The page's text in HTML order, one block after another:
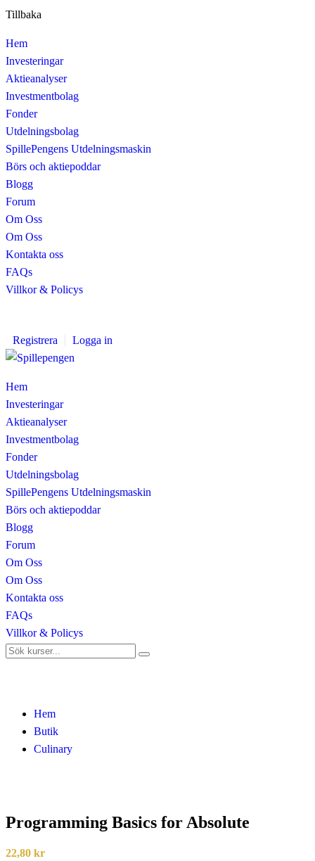
Tillbaka
Hem
Investeringar
Aktieanalyser
Investmentbolag
Fonder
Utdelningsbolag
SpillePengens Utdelningsmaskin
Börs och aktiepoddar
Blogg
Forum
Om Oss
Om Oss
Kontakta oss
FAQs
Villkor & Policys
Registrera Logga in
Hem
Investeringar
Aktieanalyser
Investmentbolag
Fonder
Utdelningsbolag
SpillePengens Utdelningsmaskin
Börs och aktiepoddar
Blogg
Forum
Om Oss
Om Oss
Kontakta oss
FAQs
Villkor & Policys
Hem
Butik
Culinary
Programming Basics for Absolute
22,80 kr